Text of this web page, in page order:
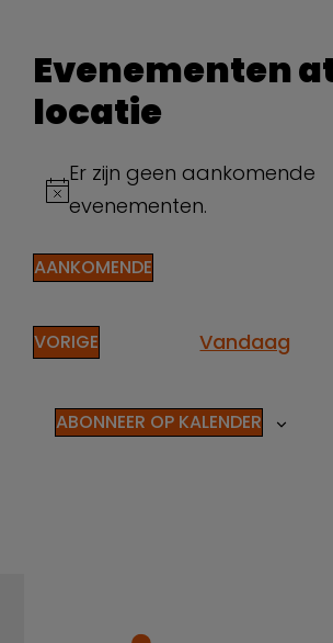
Evenementen
locatie
Bericht
Er zijn geen aankomende
evenementen.
AANKOMENDE
Selecteer
datum.
VORIGEEVENEMENTENVandaag
ABONNEER OP KALENDER